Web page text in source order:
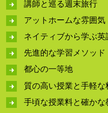
講師と巡る週末旅行
アットホームな雰囲気
ネイティブから学ぶ英
先進的な学習メソッド
都心の一等地
質の高い授業と手軽な
手頃な授業料と確かな